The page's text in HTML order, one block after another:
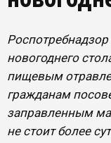
новогоднего
пищевым
гражданам
заправленным
не стоит более